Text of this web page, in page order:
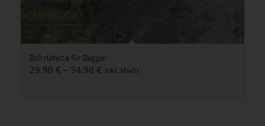
Bohrlafette für Bagger
29,90 € – 34,90 €Preisspanne:
inkl. MwSt